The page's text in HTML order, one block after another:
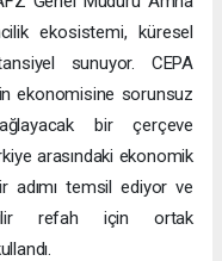
ekosistemi, küresel
sunuyor. CEPA
ekonomisine sorunsuz
bir çerçeve
arasındaki ekonomik
adımı temsil ediyor ve
refah için ortak